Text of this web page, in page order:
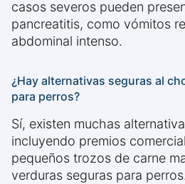
casos severos pueden
pancreatitis, como vómitos
abdominal intenso.
¿Hay alternativas seguras al
para perros?
Sí, existen muchas
incluyendo premios
pequeños trozos de carne
verduras seguras para